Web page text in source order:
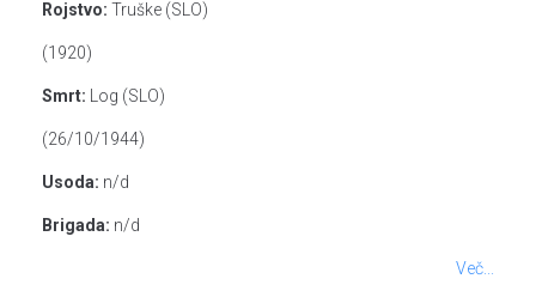
Rojstvo: Truške (SLO)
(1920)
Smrt: Log (SLO)
(26/10/1944)
Usoda: n/d
Brigada: n/d
Več...